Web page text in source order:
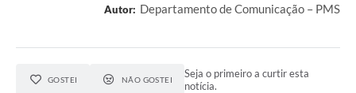
Autor: Departamento de Comunicação – PMS
GOSTEI NÃO GOSTEI
Seja o primeiro a curtir esta
notícia.